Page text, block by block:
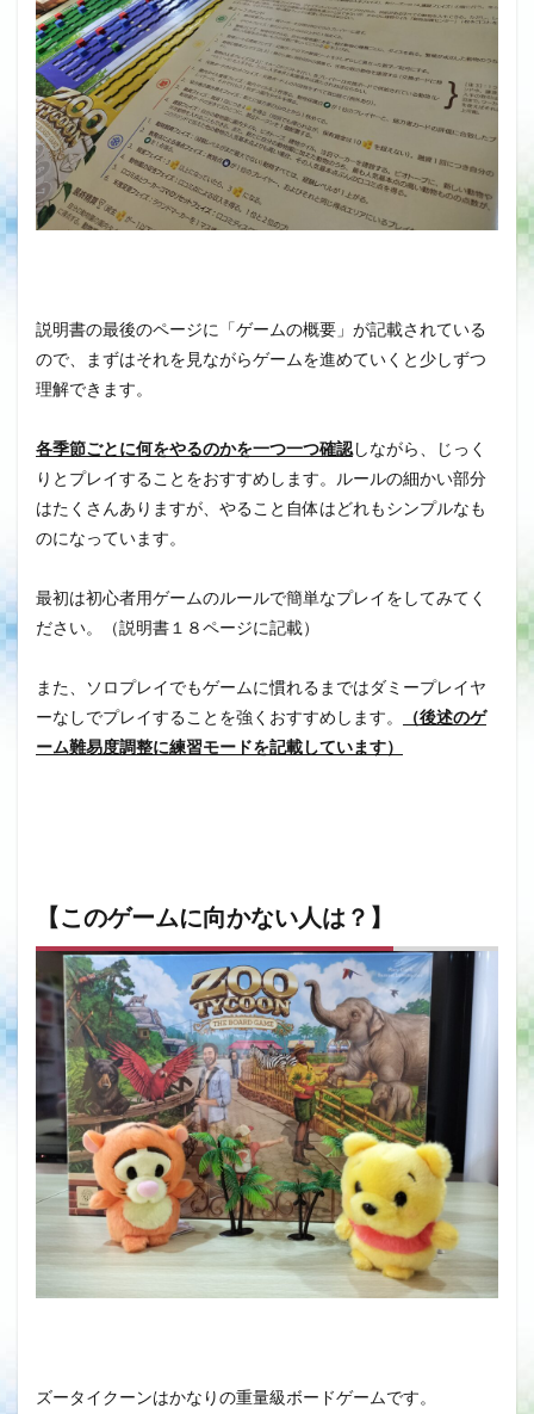
説明書の最後のページに「ゲームの概要」が記載されている
ので、まずはそれを見ながらゲームを進めていくと少しずつ
理解できます。
各季節ごとに何をやるのかを一つ一つ確認しながら、じっく
りとプレイすることをおすすめします。ルールの細かい部分
はたくさんありますが、やること自体はどれもシンプルなも
のになっています。
最初は初心者用ゲームのルールで簡単なプレイをしてみてく
ださい。（説明書１８ページに記載）
また、ソロプレイでもゲームに慣れるまではダミープレイヤ
ーなしでプレイすることを強くおすすめします。
（後述のゲ
ーム難易度調整に練習モードを記載しています）
【このゲームに向かない人は？】
ズータイクーンはかなりの重量級ボードゲームです。